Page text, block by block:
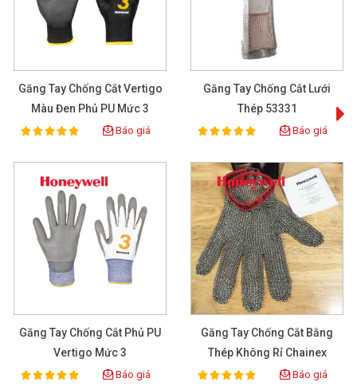
Găng Tay Chống Cắt Vertigo
Màu Đen Phủ PU Mức 3
Rating:
100% Báo giá
Găng Tay Chống Cắt Lưới
Thép 53331
Rating:
100% Báo giá
Găng Tay Chống Cắt Phủ PU
Vertigo Mức 3
Rating:
100% Báo giá
Găng Tay Chống Cắt Bằng
Thép Không Rỉ Chainex
2000
Rating:
100% Báo giá